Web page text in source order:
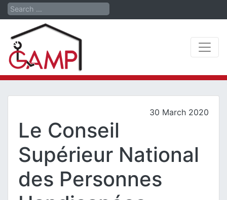
Search
30 March 2020
Le Conseil
Supérieur National
des Personnes